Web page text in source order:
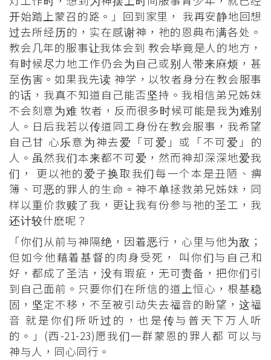
开始踏上蒙召的路。」回到家里， 我再安静地回想
过去所经历的，实在感谢神，祂的恩典布满各处。
教会几年的服事让我体会到 教会毕竟是人的地方，
有时候尽力地工作仍会为自己或别人带来麻烦，甚
至伤害。如果我先读 神学，以牧者身分在教会服事
的话，我真不知道自己能否坚持。我相信弟兄姊妹
不会刻意为难 牧者，反而很多时候可能是我为难别
人。日后我若以传道同工身份在教会服事，我希望
自己甘 心乐意为神去爱「可爱」或「不可爱」的
人。虽然我们本来都不可爱，然而神却深深地爱我
们， 更以祂的爱子换取我们每一个本是丑陋、痹
簿、可恶的罪人的生命。神不单拯救弟兄姊妹，同
样以重价救赎了我，更让我有份参与祂的圣工，我
还计较什麽呢？
「你们从前与神隔绝，因着恶行，心里与他为敌；
但如今他藉着基督的肉身受死， 叫你们与自己和
好，都成了圣洁，没有瑕疵，无可责备，把你们引
到自己面前。只要你们在所信的道上恒心，根基稳
固，坚定不移，不至被引动失去福音的盼望，这福
音 就是你们所听过的，也是传与普天下万人听
的。」(西-21-23)愿我们一群蒙恩的罪人都 可以与
神与人，同心同行。